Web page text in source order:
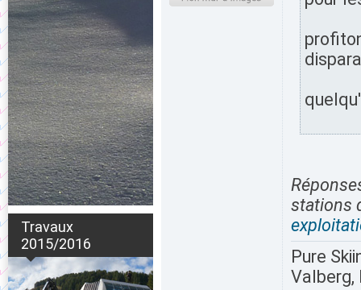
Travaux
2015/2016
stations
Pure
Valberg,